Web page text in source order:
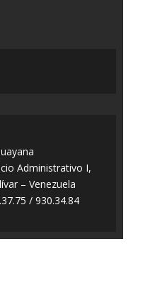
Administrativo I,
– Venezuela
/ 930.34.84